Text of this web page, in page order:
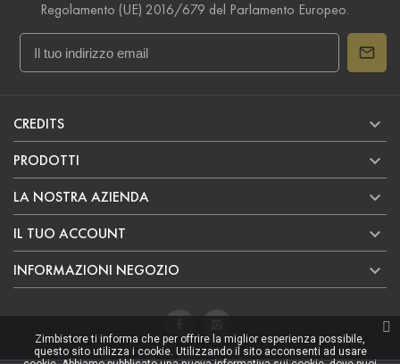
Regolamento (UE) 2016/679 del Parlamento Europeo.
CREDITS 
PRODOTTI 
LA NOSTRA AZIENDA 
IL TUO ACCOUNT 
INFORMAZIONI NEGOZIO 
Zimbistore ti informa che per offrire la miglior esperienza possibile,
questo sito utilizza i cookie. Utilizzando il sito acconsenti ad usare